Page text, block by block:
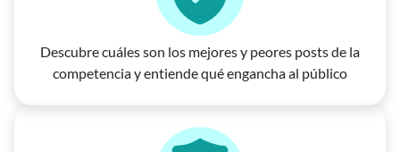
Descubre cuáles son los mejores y peores posts de la
competencia y entiende qué engancha al público